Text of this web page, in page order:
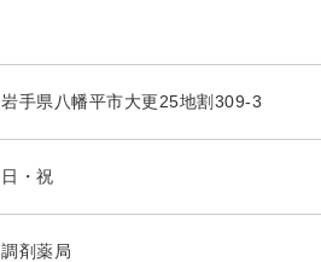
岩手県八幡平市大更25地割309-3
日・祝
調剤薬局